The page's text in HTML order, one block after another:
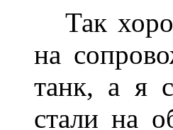
Так
на
танк, а я
стали на